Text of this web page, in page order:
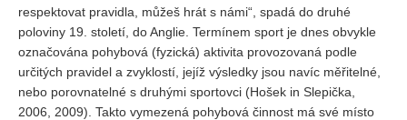
respektovat pravidla, můžeš hrát s námi“, spadá do druhé
poloviny 19. století, do Anglie. Termínem sport je dnes obvykle
označována pohybová (fyzická) aktivita provozovaná podle
určitých pravidel a zvyklostí, jejíž výsledky jsou navíc měřitelné,
nebo porovnatelné s druhými sportovci (Hošek in Slepička,
2006, 2009). Takto vymezená pohybová činnost má své místo